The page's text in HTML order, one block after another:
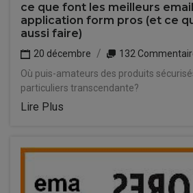
ce que font les meilleurs
application form pros (et ce
aussi faire)
20 décembre
132
Où puis-amateurs des produits
particuliers transcendante?
Lire Plus